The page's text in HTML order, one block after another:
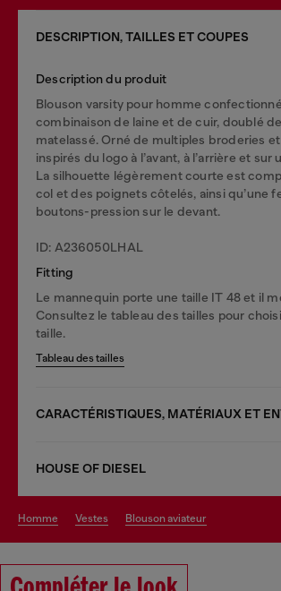
DESCRIPTION, TAILLES ET COUPES
Description du produit
Blouson varsity pour homme
combinaison de laine et de cuir, doublé
matelassé. Orné de multiples broderies
inspirés du logo à l’avant, à l’arrière et sur
La silhouette légèrement courte est
col et des poignets côtelés, ainsi qu’une
boutons-pression sur le devant.
ID: A236050LHAL
Fitting
Le mannequin porte une taille IT 48 et il
Consultez le tableau des tailles pour
taille.
Tableau des tailles
CARACTÉRISTIQUES, MATÉRIAUX ET
HOUSE OF DIESEL
homme vestes blouson aviateur